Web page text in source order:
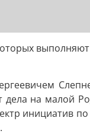
на малой
инициатив